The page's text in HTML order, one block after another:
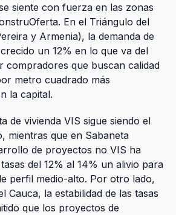
siente con fuerza en las zonas
En el Triángulo del
y Armenia), la demanda de
un 12% en lo que va del
compradores que buscan calidad
metro cuadrado más
la capital.
de vivienda VIS sigue siendo el
mientras que en Sabaneta
de proyectos no VIS ha
del 12% al 14% un alivio para
perfil medio-alto. Por otro lado,
Cauca, la estabilidad de las tasas
que los proyectos de